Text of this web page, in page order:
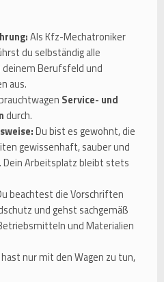
Als Kfz-Mechatroniker
du selbständig alle
Berufsfeld und
aus.
Service- und
durch.
Du bist es gewohnt, die
gewissenhaft, sauber und
Dein Arbeitsplatz bleibt stets
beachtest die Vorschriften
und gehst sachgemäß
und Materialien
nur mit den Wagen zu tun,